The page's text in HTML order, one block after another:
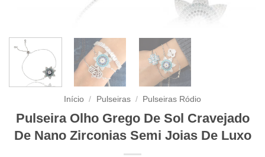
Início / Pulseiras / Pulseiras Ródio
Pulseira Olho Grego De Sol Cravejado
De Nano Zirconias Semi Joias De Luxo